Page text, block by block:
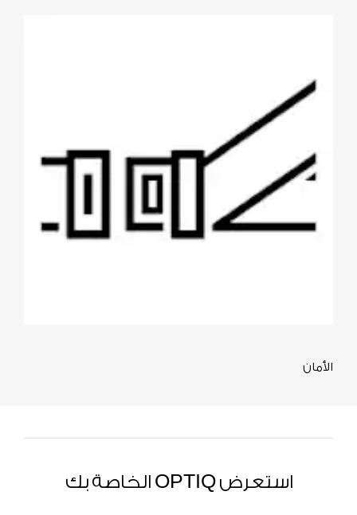
​الأمان
استعرض OPTIQ الخاصة بك